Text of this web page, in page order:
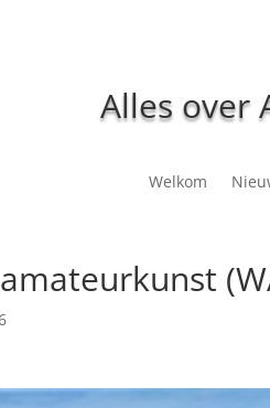
Alles over
Welkom